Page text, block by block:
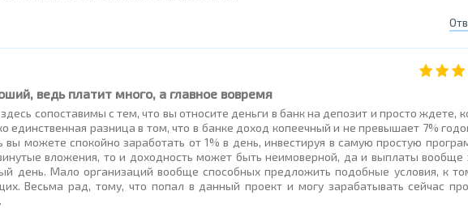
ведь платит много, а главное вовремя
сопоставимы с тем, что вы относите деньги в банк на депозит и просто ждете,
единственная разница в том, что в банке доход копеечный и не превышает 7%
вы можете спокойно заработать от 1% в день, инвестируя в самую простую
вложения, то и доходность может быть неимоверной, да и выплаты вообще
день. Мало организаций вообще способных предложить подобные условия, к
Весьма рад, тому, что попал в данный проект и могу зарабатывать сейчас